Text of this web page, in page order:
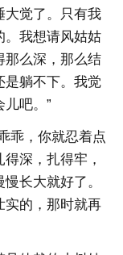
大觉了。只有我
。我想请风姑姑
那么深，那么结
是躺不下。我觉
吧。”
乖，你就忍着点
深，扎得牢，
长大就好了。
实的，那时就再